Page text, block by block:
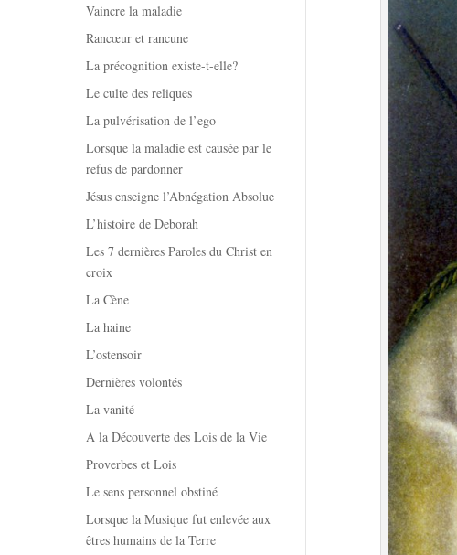
Vaincre la maladie
Rancœur et rancune
La précognition existe-t-elle?
Le culte des reliques
La pulvérisation de l’ego
Lorsque la maladie est causée par le
refus de pardonner
Jésus enseigne l’Abnégation Absolue
L’histoire de Deborah
Les 7 dernières Paroles du Christ en
croix
La Cène
La haine
L’ostensoir
Dernières volontés
La vanité
A la Découverte des Lois de la Vie
Proverbes et Lois
Le sens personnel obstiné
Lorsque la Musique fut enlevée aux
êtres humains de la Terre